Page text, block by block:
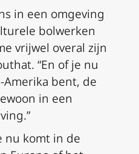
in een omgeving
bolwerken
vrijwel overal zijn
“En of je nu
Amerika bent, de
in een
nu komt in de